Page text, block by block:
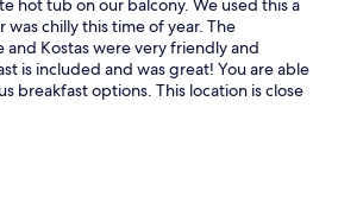
hot tub on our balcony. We used this a
chilly this time of year. The
Kostas were very friendly and
is included and was great! You are able
breakfast options. This location is close